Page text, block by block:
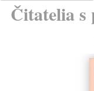
Čitatelia s